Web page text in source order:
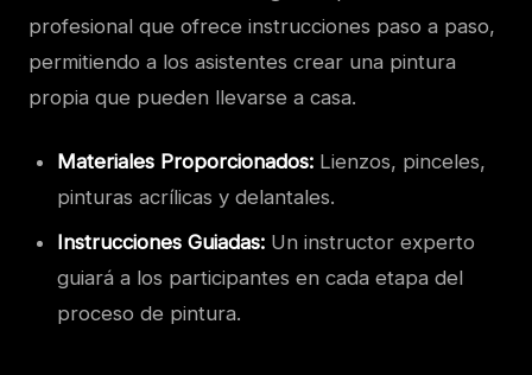
profesional que ofrece instrucciones paso a paso,
permitiendo a los asistentes crear una pintura
propia que pueden llevarse a casa.
Materiales Proporcionados: Lienzos, pinceles,
pinturas acrílicas y delantales.
Instrucciones Guiadas: Un instructor experto
guiará a los participantes en cada etapa del
proceso de pintura.